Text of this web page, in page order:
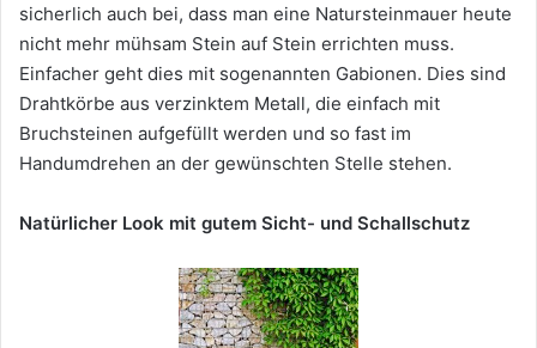
sicherlich auch bei, dass man eine Natursteinmauer heute
nicht mehr mühsam Stein auf Stein errichten muss.
Einfacher geht dies mit sogenannten Gabionen. Dies sind
Drahtkörbe aus verzinktem Metall, die einfach mit
Bruchsteinen aufgefüllt werden und so fast im
Handumdrehen an der gewünschten Stelle stehen.
Natürlicher Look mit gutem Sicht- und Schallschutz